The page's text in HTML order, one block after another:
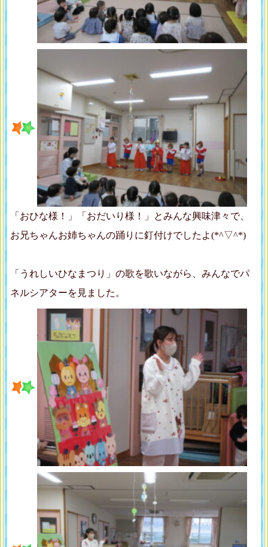
「おひな様！」「おだいり様！」とみんな興味津々で、
お兄ちゃんお姉ちゃんの踊りに釘付けでしたよ(*^▽^*)
「うれしいひなまつり」の歌を歌いながら、みんなでパ
ネルシアターを見ました。